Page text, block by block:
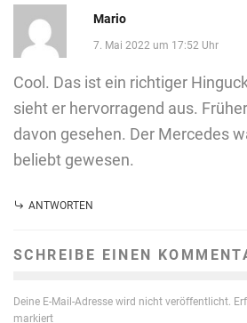
Mario
7. Mai 2022 um 17:52 Uhr
Cool. Das ist ein richtiger
sieht er hervorragend aus.
davon gesehen. Der Mercedes
beliebt gewesen.
ANTWORTEN
SCHREIBE EINEN
Deine E-Mail-Adresse wird nicht veröffentlicht.
markiert